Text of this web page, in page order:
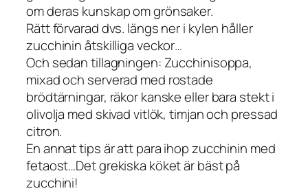
om deras kunskap om grönsaker.
Rätt förvarad dvs. längs ner i kylen håller
zucchinin åtskilliga veckor…
Och sedan tillagningen: Zucchinisoppa,
mixad och serverad med rostade
brödtärningar, räkor kanske eller bara stekt i
olivolja med skivad vitlök, timjan och pressad
citron.
En annat tips är att para ihop zucchinin med
fetaost…Det grekiska köket är bäst på
zucchini!